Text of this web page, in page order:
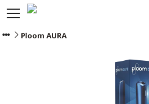
Prodotti
Scopri Ploom
Avvertenze sul prodotto
Ploom AURA